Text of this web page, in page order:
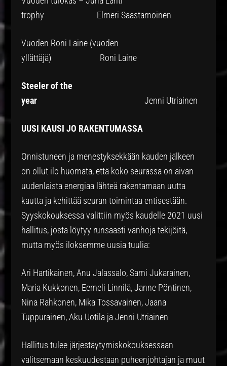
trophy Elmeri Saastamoinen
Vuoden Roni Laine (vuoden
yllättäjä) Roni Laine
Steeler of the
yearJenni Utriainen
UUSI KAUSI JO RAKENTUMASSA
Onnistuneen ja menestyksekkään kauden jälkeen
on ollut ilo huomata, että koko seurassa on aivan
uudenlaista energiaa lähteä rakentamaan uutta
kautta ja kehittää seuran toimintaa entisestään.
Syyskokouksessa valittiin myös kaudelle 2021 uusi
hallitus, josta löytyy runsaasti vanhoja tekijöitä,
mutta myös iloksemme uusia tuulia:
Ari Hartikainen, Anu Jalassalo, Sami Jukarainen,
Maria Kukkonen, Eemeli Linnilä, Janne Pöntinen,
Nina Rahkonen, Mika Tossavainen, Jaana
Tuppurainen, Aku Uotila ja Jenni Utriainen
Hallitus tulee järjestäytymiskokouksessaan
valitsemaan keskuudestaan puheenjohtajan ja muut